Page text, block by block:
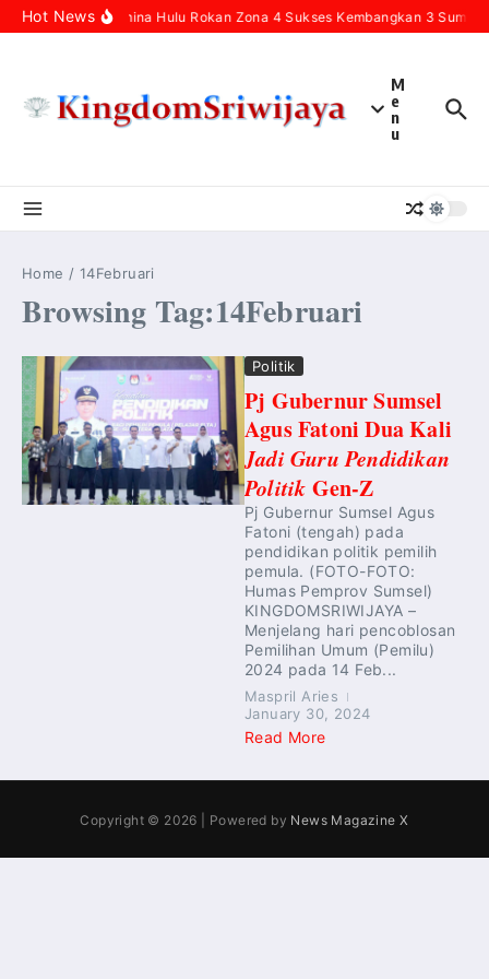
Skip to content
Hot NewsPertamina Hulu Rokan Zona 4 Sukses Kembangkan 3
M
e
n
u
Home / 14Februari
Browsing Tag:14Februari
Politik
Pj Gubernur Sumsel
Agus Fatoni Dua Kali
Jadi Guru Pendidikan
Politik Gen-Z
Pj Gubernur Sumsel Agus
Fatoni (tengah) pada
pendidikan politik pemilih
pemula. (FOTO-FOTO:
Humas Pemprov Sumsel)
KINGDOMSRIWIJAYA –
Menjelang hari pencoblosan
Pemilihan Umum (Pemilu)
2024 pada 14 Feb...
Maspril Aries
January 30, 2024
Read More
Copyright © 2026 | Powered by News Magazine X